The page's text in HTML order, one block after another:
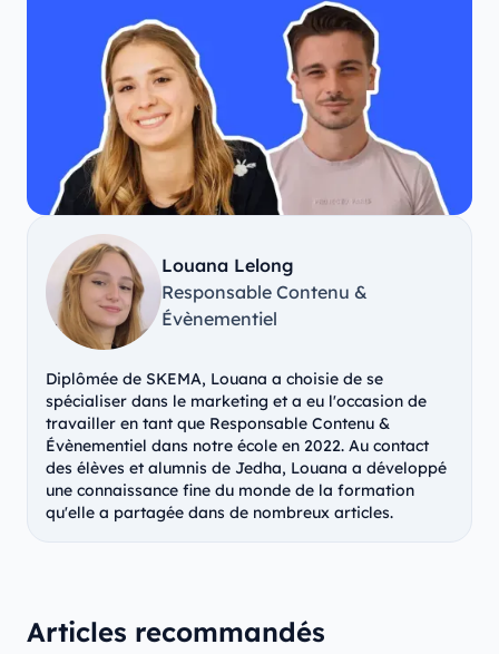
Louana Lelong
Responsable Contenu &
Évènementiel
Diplômée de SKEMA, Louana a choisie de se
spécialiser dans le marketing et a eu l'occasion de
travailler en tant que Responsable Contenu &
Évènementiel dans notre école en 2022. Au contact
des élèves et alumnis de Jedha, Louana a développé
une connaissance fine du monde de la formation
qu'elle a partagée dans de nombreux articles.
Articles recommandés